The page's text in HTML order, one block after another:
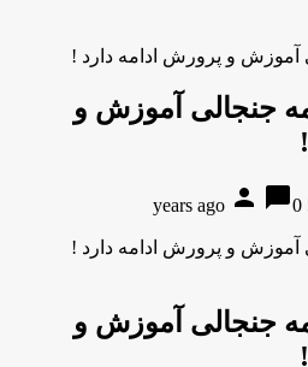
آموزش و پرورش ادامه دارد !
جنجالی آموزش و
person chat_bubble0
آموزش و پرورش ادامه دارد !
جنجالی آموزش و